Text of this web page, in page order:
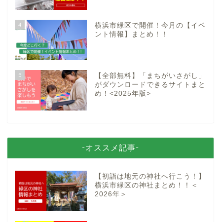
4
横浜市緑区で開催！今月の【イベ
ント情報】まとめ！！
5
【全部無料】「まちがいさがし」
がダウンロードできるサイトまと
め！<2025年版>
-オススメ記事-
【初詣は地元の神社へ行こう！】
横浜市緑区の神社まとめ！！＜
2026年＞